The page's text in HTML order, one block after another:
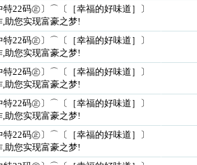
22码㊣〕⌒〔［幸福的好味道］〕
您实现富豪之梦!
22码㊣〕⌒〔［幸福的好味道］〕
您实现富豪之梦!
22码㊣〕⌒〔［幸福的好味道］〕
您实现富豪之梦!
22码㊣〕⌒〔［幸福的好味道］〕
您实现富豪之梦!
22码㊣〕⌒〔［幸福的好味道］〕
您实现富豪之梦!